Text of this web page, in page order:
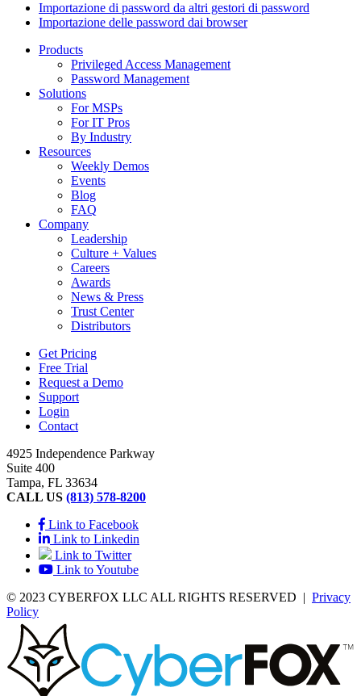
Importazione di password da altri gestori di password
Importazione delle password dai browser
Products
Privileged Access Management
Password Management
Solutions
For MSPs
For IT Pros
By Industry
Resources
Weekly Demos
Events
Blog
FAQ
Company
Leadership
Culture + Values
Careers
Awards
News & Press
Trust Center
Distributors
Get Pricing
Free Trial
Request a Demo
Support
Login
Contact
4925 Independence Parkway
Suite 400
Tampa, FL 33634
CALL US (813) 578-8200
Link to Facebook
Link to Linkedin
Link to Twitter
Link to Youtube
© 2023 CYBERFOX LLC ALL RIGHTS RESERVED | Privacy
Policy